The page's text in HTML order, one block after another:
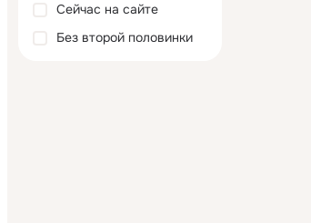
Сейчас на сайте
Без второй половинки